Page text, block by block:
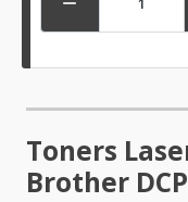
Toners
Brother